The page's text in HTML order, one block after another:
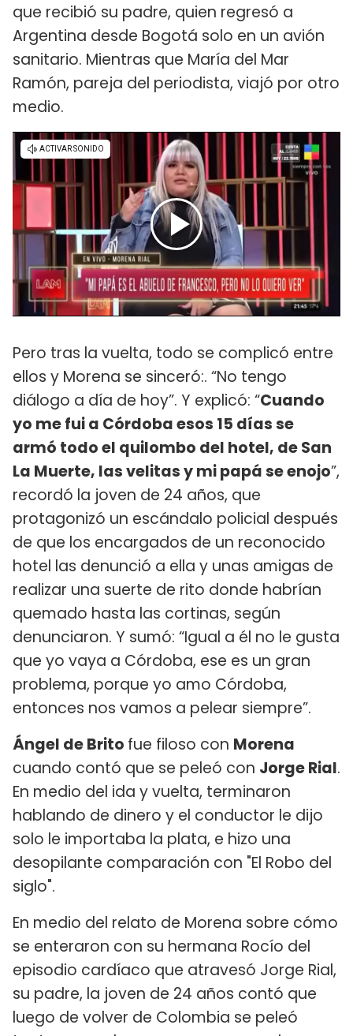
que recibió su padre, quien regresó a
Argentina desde Bogotá solo en un avión
sanitario. Mientras que María del Mar
Ramón, pareja del periodista, viajó por otro
medio.
Pero tras la vuelta, todo se complicó entre
ellos y Morena se sinceró:. “No tengo
diálogo a día de hoy”. Y explicó: “Cuando
yo me fui a Córdoba esos 15 días se
armó todo el quilombo del hotel, de San
La Muerte, las velitas y mi papá se enojo”,
recordó la joven de 24 años, que
protagonizó un escándalo policial después
de que los encargados de un reconocido
hotel las denunció a ella y unas amigas de
realizar una suerte de rito donde habrían
quemado hasta las cortinas, según
denunciaron. Y sumó: “Igual a él no le gusta
que yo vaya a Córdoba, ese es un gran
problema, porque yo amo Córdoba,
entonces nos vamos a pelear siempre”.
Ángel de Brito fue filoso con Morena
cuando contó que se peleó con Jorge Rial.
En medio del ida y vuelta, terminaron
hablando de dinero y el conductor le dijo
solo le importaba la plata, e hizo una
desopilante comparación con "El Robo del
siglo".
En medio del relato de Morena sobre cómo
se enteraron con su hermana Rocío del
episodio cardíaco que atravesó Jorge Rial,
su padre, la joven de 24 años contó que
luego de volver de Colombia se peleó